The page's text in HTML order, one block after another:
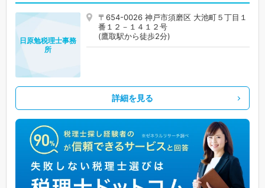
〒654-0026 神戸市須磨区 大池町５丁目１
番１２－１４１２号
(鷹取駅から徒歩2分)
日原勉税理士事務
所
詳細を見る